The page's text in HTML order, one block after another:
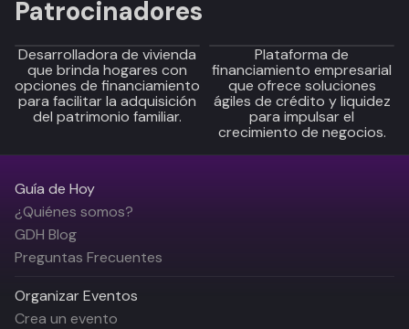
Patrocinadores
Desarrolladora de vivienda
que brinda hogares con
opciones de financiamiento
para facilitar la adquisición
del patrimonio familiar.
Plataforma de
financiamiento empresarial
que ofrece soluciones
ágiles de crédito y liquidez
para impulsar el
crecimiento de negocios.
Guía de Hoy
¿Quiénes somos?
GDH Blog
Preguntas Frecuentes
Organizar Eventos
Crea un evento